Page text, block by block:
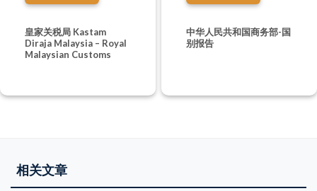
皇家关税局 Kastam
Diraja Malaysia – Royal
Malaysian Customs
中华人民共和国商务部-国
别报告
相关文章